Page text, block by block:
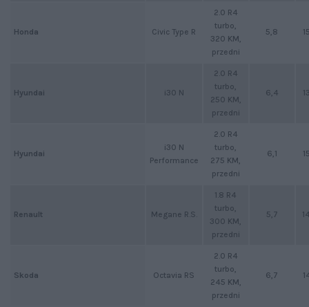
Civic Type R
2.0 R4
turbo,
320 KM,
przedni
5,8
i30 N
2.0 R4
turbo,
250 KM,
przedni
6,4
i30 N
Performance
2.0 R4
turbo,
275 KM,
przedni
6,1
Megane R.S.
1.8 R4
turbo,
300 KM,
przedni
5,7
Octavia RS
2.0 R4
turbo,
245 KM,
przedni
6,7
Honda
Hyundai
Hyundai
Renault
Skoda